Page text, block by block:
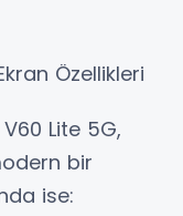
Özellikleri
Lite 5G,
bir
ise: